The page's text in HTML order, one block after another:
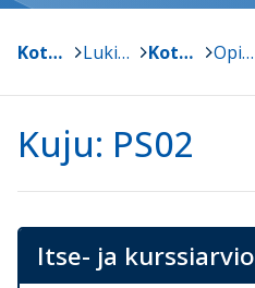
Kotka Lukiokoulutus Kotkan lyseo Opinto-opas
Kuju: PS02
Itse- ja kurssiarvio